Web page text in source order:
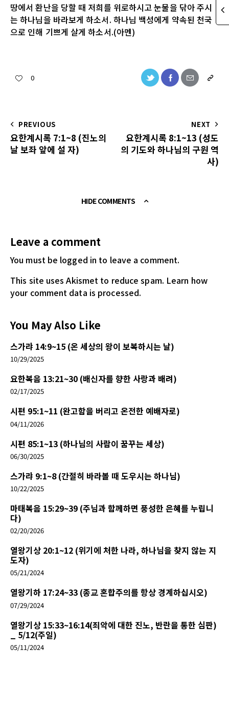
땅에서 환난을 당할 때 저희를 위로하시고 눈물을 닦아 주시
는 하나님을 바라보게 하소서. 하나님 백성에게 약속된 천국
으로 인해 기쁘게 살게 하소서.(아멘)
0
PREVIOUS
요한계시록 7:1~8 (진노의
날 보좌 앞에 설 자)
NEXT
요한계시록 8:1~13 (성도
의 기도와 하나님의 구원 역
사)
HIDE COMMENTS
Leave a comment
You must be logged in to leave a comment.
This site uses Akismet to reduce spam. Learn how
your comment data is processed.
You May Also Like
스가랴 14:9~15 (온 세상의 왕이 보복하시는 날)
10/29/2025
요한복음 13:21~30 (배신자를 향한 사랑과 배려)
02/17/2025
시편 95:1~11 (완고함을 버리고 온전한 예배자로)
04/11/2026
시편 85:1~13 (하나님의 사람이 꿈꾸는 세상)
06/30/2025
스가랴 9:1~8 (간절히 바라볼 때 도우시는 하나님)
10/22/2025
마태복음 15:29~39 (주님과 함께하면 풍성한 은혜를 누립니
다)
02/20/2026
열왕기상 20:1~12 (위기에 처한 나라, 하나님을 찾지 않는 지
도자)
05/21/2024
열왕기하 17:24~33 (종교 혼합주의를 항상 경계하십시오)
07/29/2024
열왕기상 15:33~16:14(죄악에 대한 진노, 반란을 통한 심판)
_ 5/12(주일)
05/11/2024